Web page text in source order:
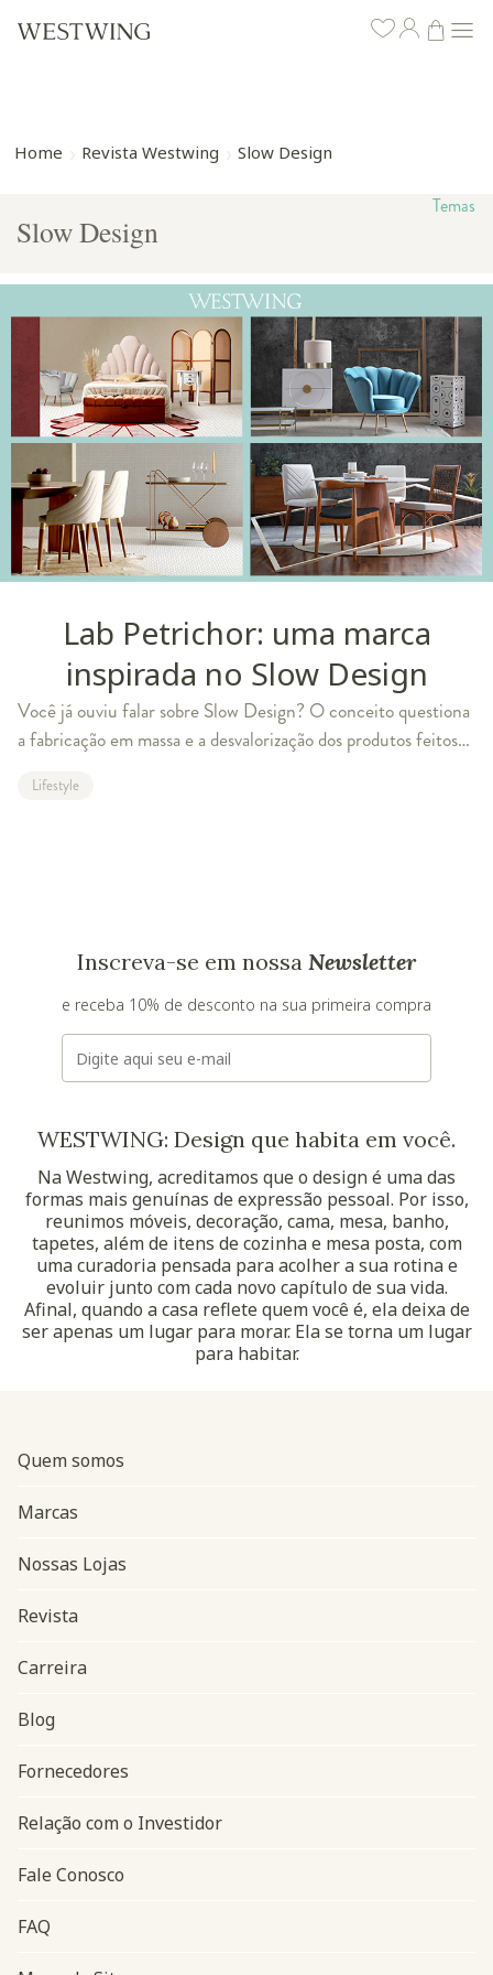
Home Revista Westwing Slow Design
Temas
Slow Design
Lab Petrichor: uma marca
inspirada no Slow Design
Você já ouviu falar sobre Slow Design? O conceito questiona
a fabricação em massa e a desvalorização dos produtos feitos
movimento propõe, trouxemos a
Lifestyle
Inscreva-se em nossa Newsletter
e receba 10% de desconto na sua primeira compra
E-mail
WESTWING: Design que habita em você.
Na Westwing, acreditamos que o design é uma das
formas mais genuínas de expressão pessoal. Por isso,
reunimos móveis, decoração, cama, mesa, banho,
tapetes, além de itens de cozinha e mesa posta, com
uma curadoria pensada para acolher a sua rotina e
evoluir junto com cada novo capítulo de sua vida.
Afinal, quando a casa reflete quem você é, ela deixa de
ser apenas um lugar para morar. Ela se torna um lugar
para habitar.
Navegação do rodapé
Quem somos
Marcas
Nossas Lojas
Revista
Carreira
Blog
Fornecedores
Relação com o Investidor
Fale Conosco
FAQ